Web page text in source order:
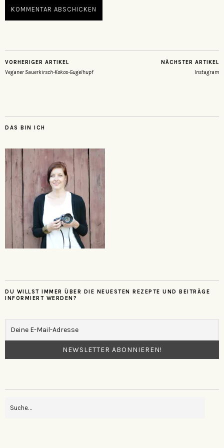
VORHERIGER ARTIKEL
Veganer Sauerkirsch-Kokos-Gugelhupf
NÄCHSTER ARTIKEL
Instagram
DAS BIN ICH
DU WILLST IMMER ÜBER DIE NEUESTEN REZEPTE UND BEITRÄGE
INFORMIERT WERDEN?